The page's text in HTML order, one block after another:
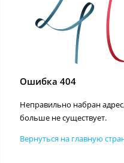
Ошибка 404
Неправильно набран
больше не существует.
Вернуться на главную